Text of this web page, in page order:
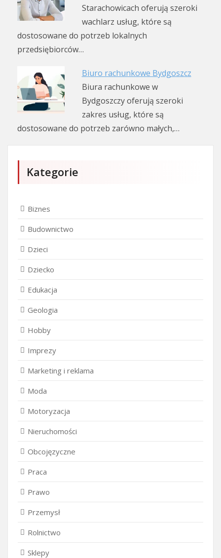
Starachowicach oferują szeroki
wachlarz usług, które są
dostosowane do potrzeb lokalnych
przedsiębiorców…
Biuro rachunkowe Bydgoszcz
Biura rachunkowe w
Bydgoszczy oferują szeroki
zakres usług, które są
dostosowane do potrzeb zarówno małych,…
Kategorie
Biznes
Budownictwo
Dzieci
Dziecko
Edukacja
Geologia
Hobby
Imprezy
Marketing i reklama
Moda
Motoryzacja
Nieruchomości
Obcojęzyczne
Praca
Prawo
Przemysł
Rolnictwo
Sklepy